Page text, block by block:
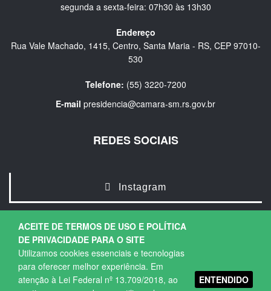
ACEITE DE TERMOS DE USO E POLÍTICA
DE PRIVACIDADE PARA O SITE
Utilizamos cookies essenciais e tecnologias
para oferecer melhor experiência. Em
atenção à Lei Federal nº 13.709/2018, ao
ENTENDIDO
segunda a sexta-feira: 07h30 às 13h30
Endereço
Rua Vale Machado, 1415, Centro, Santa Maria - RS, CEP 97010-
530
Telefone: (55) 3220-7200
E-mail presidencia@camara-sm.rs.gov.br
REDES SOCIAIS
Instagram
Copyright © 2026. Todos os direitos Reservados.